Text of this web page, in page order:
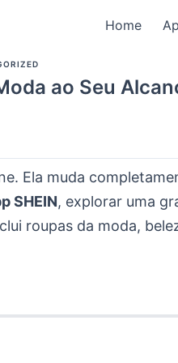
Home
ao Seu
Ela muda
SHEIN, explorar uma
roupas da moda,